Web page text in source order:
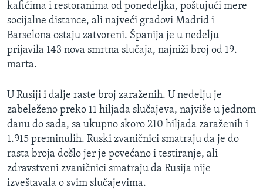
kafićima i restoranima od ponedeljka, poštujući mere
socijalne distance, ali najveći gradovi Madrid i
Barselona ostaju zatvoreni. Španija je u nedelju
prijavila 143 nova smrtna slučaja, najniži broj od 19.
marta.
U Rusiji i dalje raste broj zaraženih. U nedelju je
zabeleženo preko 11 hiljada slučajeva, najviše u jednom
danu do sada, sa ukupno skoro 210 hiljada zaraženih i
1.915 preminulih. Ruski zvaničnici smatraju da je do
rasta broja došlo jer je povećano i testiranje, ali
zdravstveni zvaničnici smatraju da Rusija nije
izveštavala o svim slučajevima.